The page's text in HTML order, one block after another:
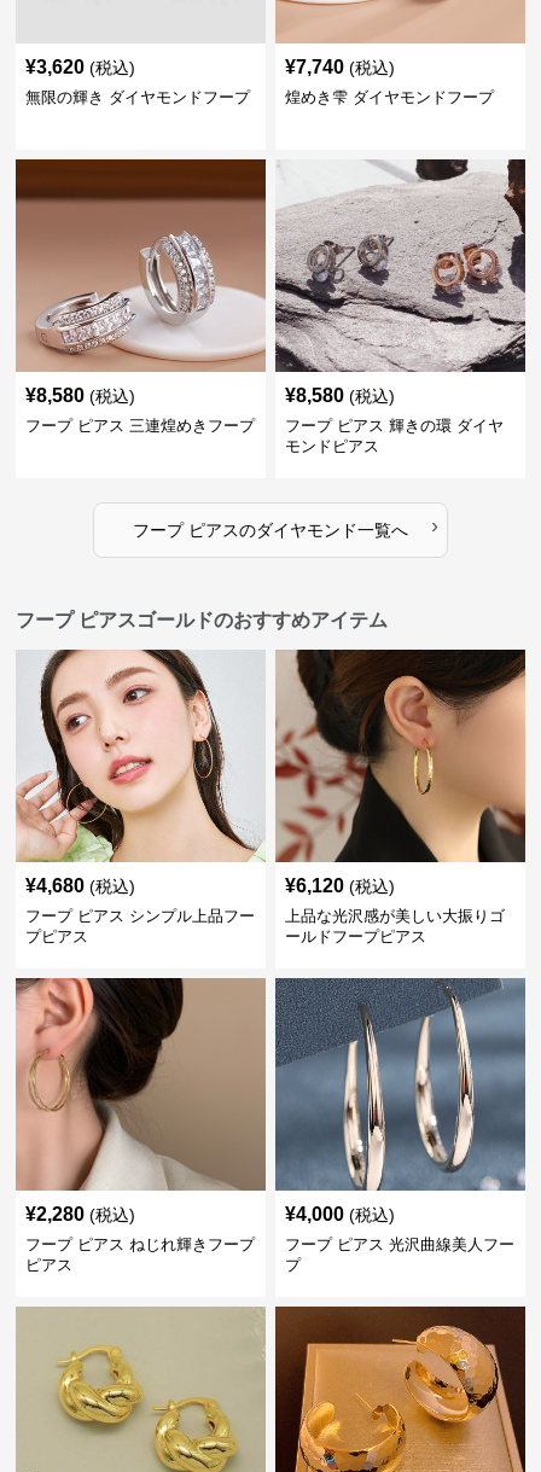
¥3,620 (税込)
無限の輝き ダイヤモンドフープ
¥7,740 (税込)
煌めき雫 ダイヤモンドフープ
¥8,580 (税込)
フープ ピアス 三連煌めきフープ
¥8,580 (税込)
フープ ピアス 輝きの環 ダイヤ
モンドピアス
フープ ピアスのダイヤモンド一覧へ ›
フープ ピアスゴールドのおすすめアイテム
¥4,680 (税込)
フープ ピアス シンプル上品フー
プピアス
¥6,120 (税込)
上品な光沢感が美しい大振りゴ
ールドフープピアス
¥2,280 (税込)
フープ ピアス ねじれ輝きフープ
ピアス
¥4,000 (税込)
フープ ピアス 光沢曲線美人フー
プ